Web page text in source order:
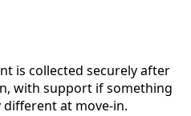
is collected securely after
with support if something
different at move-in.